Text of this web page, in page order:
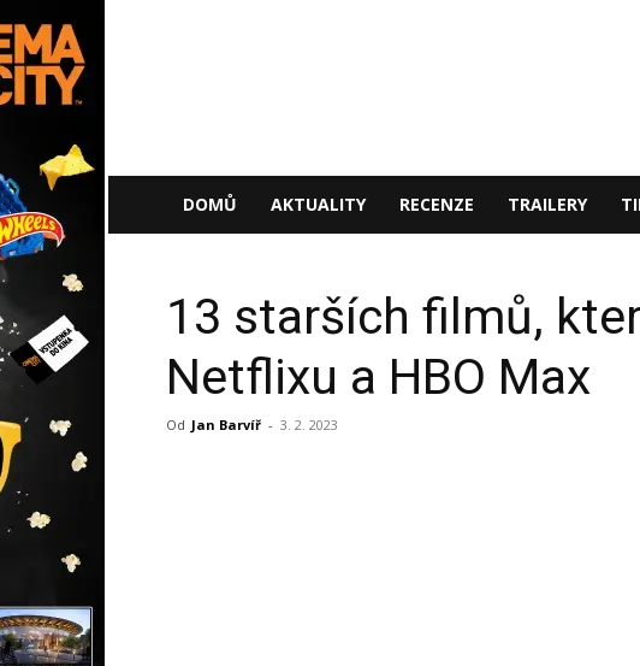
DOMŮ AKTUALITY RECENZE TRAILERY
13 starších filmů,
Netflixu a HBO Max
Od Jan Barvíř - 3. 2. 2023